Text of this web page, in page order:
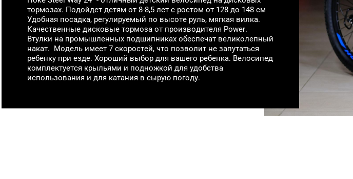
тормозах. Подойдет детям от 8-8,5 лет с ростом от 128 до 148 см
Удобная посадка, регулируемый по высоте руль, мягкая вилка.
Качественные дисковые тормоза от производителя Power.
Втулки на промышленных подшипниках обеспечат великолепный
накат. Модель имеет 7 скоростей, что позволит не запутаться
ребенку при езде. Хороший выбор для вашего ребенка. Велосипед
комплектуется крыльями и подножкой для удобства
использования и для катания в сырую погоду.